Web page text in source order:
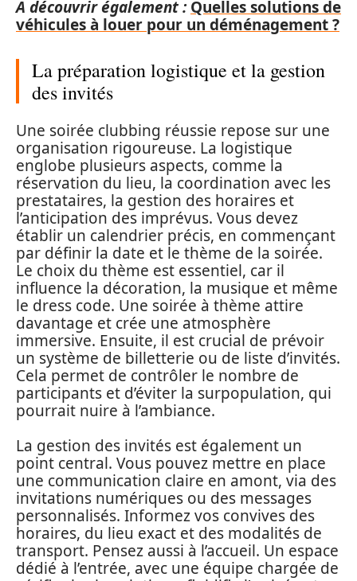
A découvrir également : Quelles solutions de
véhicules à louer pour un déménagement ?
La préparation logistique et la gestion
des invités
Une soirée clubbing réussie repose sur une
organisation rigoureuse. La logistique
englobe plusieurs aspects, comme la
réservation du lieu, la coordination avec les
prestataires, la gestion des horaires et
l’anticipation des imprévus. Vous devez
établir un calendrier précis, en commençant
par définir la date et le thème de la soirée.
Le choix du thème est essentiel, car il
influence la décoration, la musique et même
le dress code. Une soirée à thème attire
davantage et crée une atmosphère
immersive. Ensuite, il est crucial de prévoir
un système de billetterie ou de liste d’invités.
Cela permet de contrôler le nombre de
participants et d’éviter la surpopulation, qui
pourrait nuire à l’ambiance.
La gestion des invités est également un
point central. Vous pouvez mettre en place
une communication claire en amont, via des
invitations numériques ou des messages
personnalisés. Informez vos convives des
horaires, du lieu exact et des modalités de
transport. Pensez aussi à l’accueil. Un espace
dédié à l’entrée, avec une équipe chargée de